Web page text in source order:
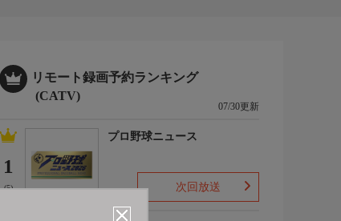
リモート録画予約ランキング
(CATV)
07/30更新
1
(5)
プロ野球ニュース
次回放送